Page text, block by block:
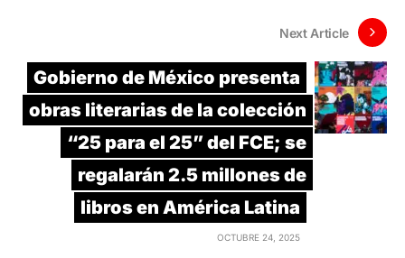
Next Article
Gobierno de México presenta
obras literarias de la colección
“25 para el 25” del FCE; se
regalarán 2.5 millones de
libros en América Latina
OCTUBRE 24, 2025